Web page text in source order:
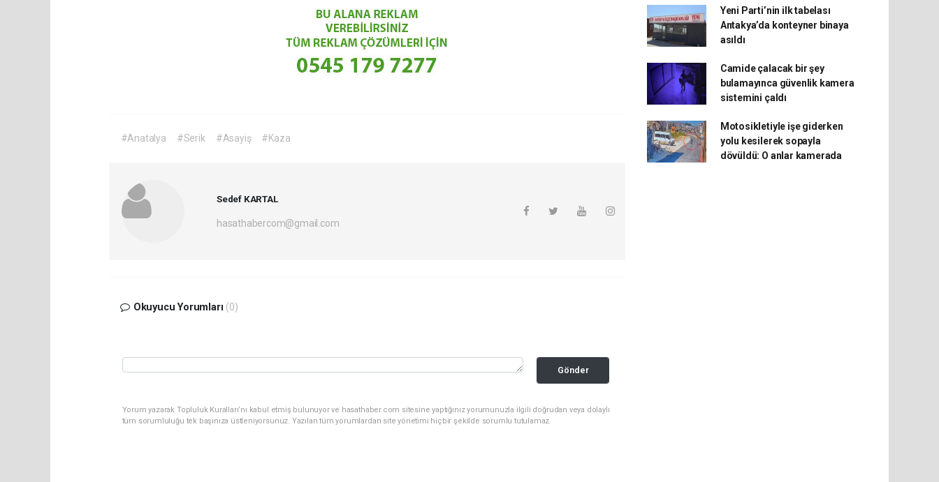
#Anatalya #Serik #Asayiş #Kaza
Sedef KARTAL
hasathabercom@gmail.com
Okuyucu Yorumları (0)
Gönder
Yorum yazarak Topluluk Kuralları’nı kabul etmiş bulunuyor ve hasathaber.com sitesine yaptığınız yorumunuzla ilgili doğrudan veya dolaylı
tüm sorumluluğu tek başınıza üstleniyorsunuz. Yazılan tüm yorumlardan site yönetimi hiçbir şekilde sorumlu tutulamaz.
Yeni Parti’nin ilk tabelası
Antakya’da konteyner binaya
asıldı
Camide çalacak bir şey
bulamayınca güvenlik kamera
sistemini çaldı
Motosikletiyle işe giderken
yolu kesilerek sopayla
dövüldü: O anlar kamerada